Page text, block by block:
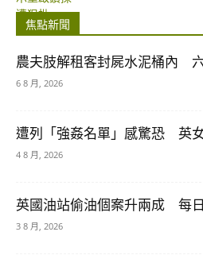
焦點新聞
農夫肢解租客封屍水泥桶內
6 8 月, 2026
遭列「強姦名單」感驚恐 英
4 8 月, 2026
英國油站偷油個案升兩成 每
3 8 月, 2026